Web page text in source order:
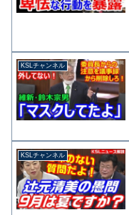
KSLチャンネル
KSLチャンネル